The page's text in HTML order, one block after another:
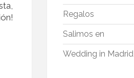
Regalos
Salimos en
Wedding in Madrid